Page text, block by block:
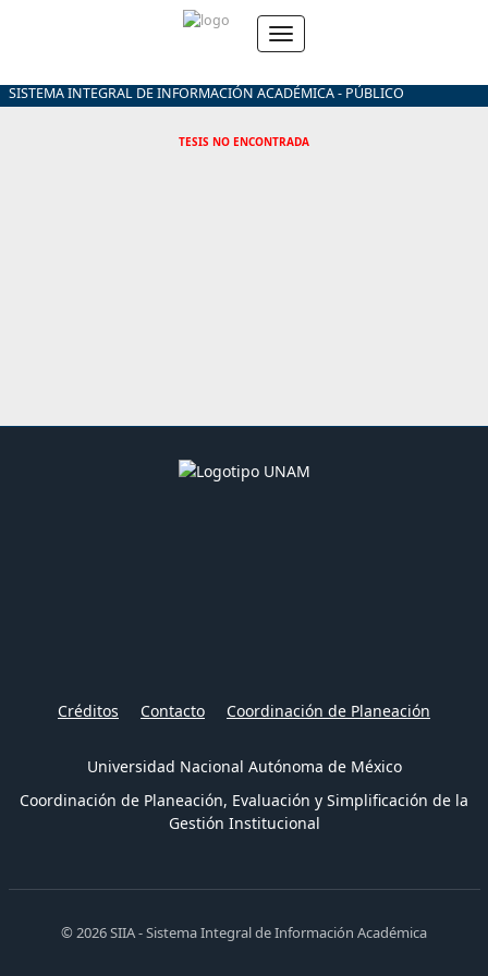
SISTEMA INTEGRAL DE INFORMACIÓN ACADÉMICA - PÚBLICO
TESIS NO ENCONTRADA
Créditos Contacto Coordinación de Planeación
Universidad Nacional Autónoma de México
Coordinación de Planeación, Evaluación y Simplificación de la
Gestión Institucional
© 2026 SIIA - Sistema Integral de Información Académica